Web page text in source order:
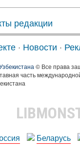
редакции
· Новости ·
© Все права
часть
Беларусь